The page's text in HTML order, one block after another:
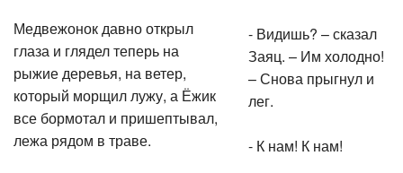
Медвежонок давно открыл
глаза и глядел теперь на
рыжие деревья, на ветер,
который морщил лужу, а Ёжик
все бормотал и пришептывал,
лежа рядом в траве.
- Видишь? – сказал
Заяц. – Им холодно!
– Снова прыгнул и
лег.
- К нам! К нам!